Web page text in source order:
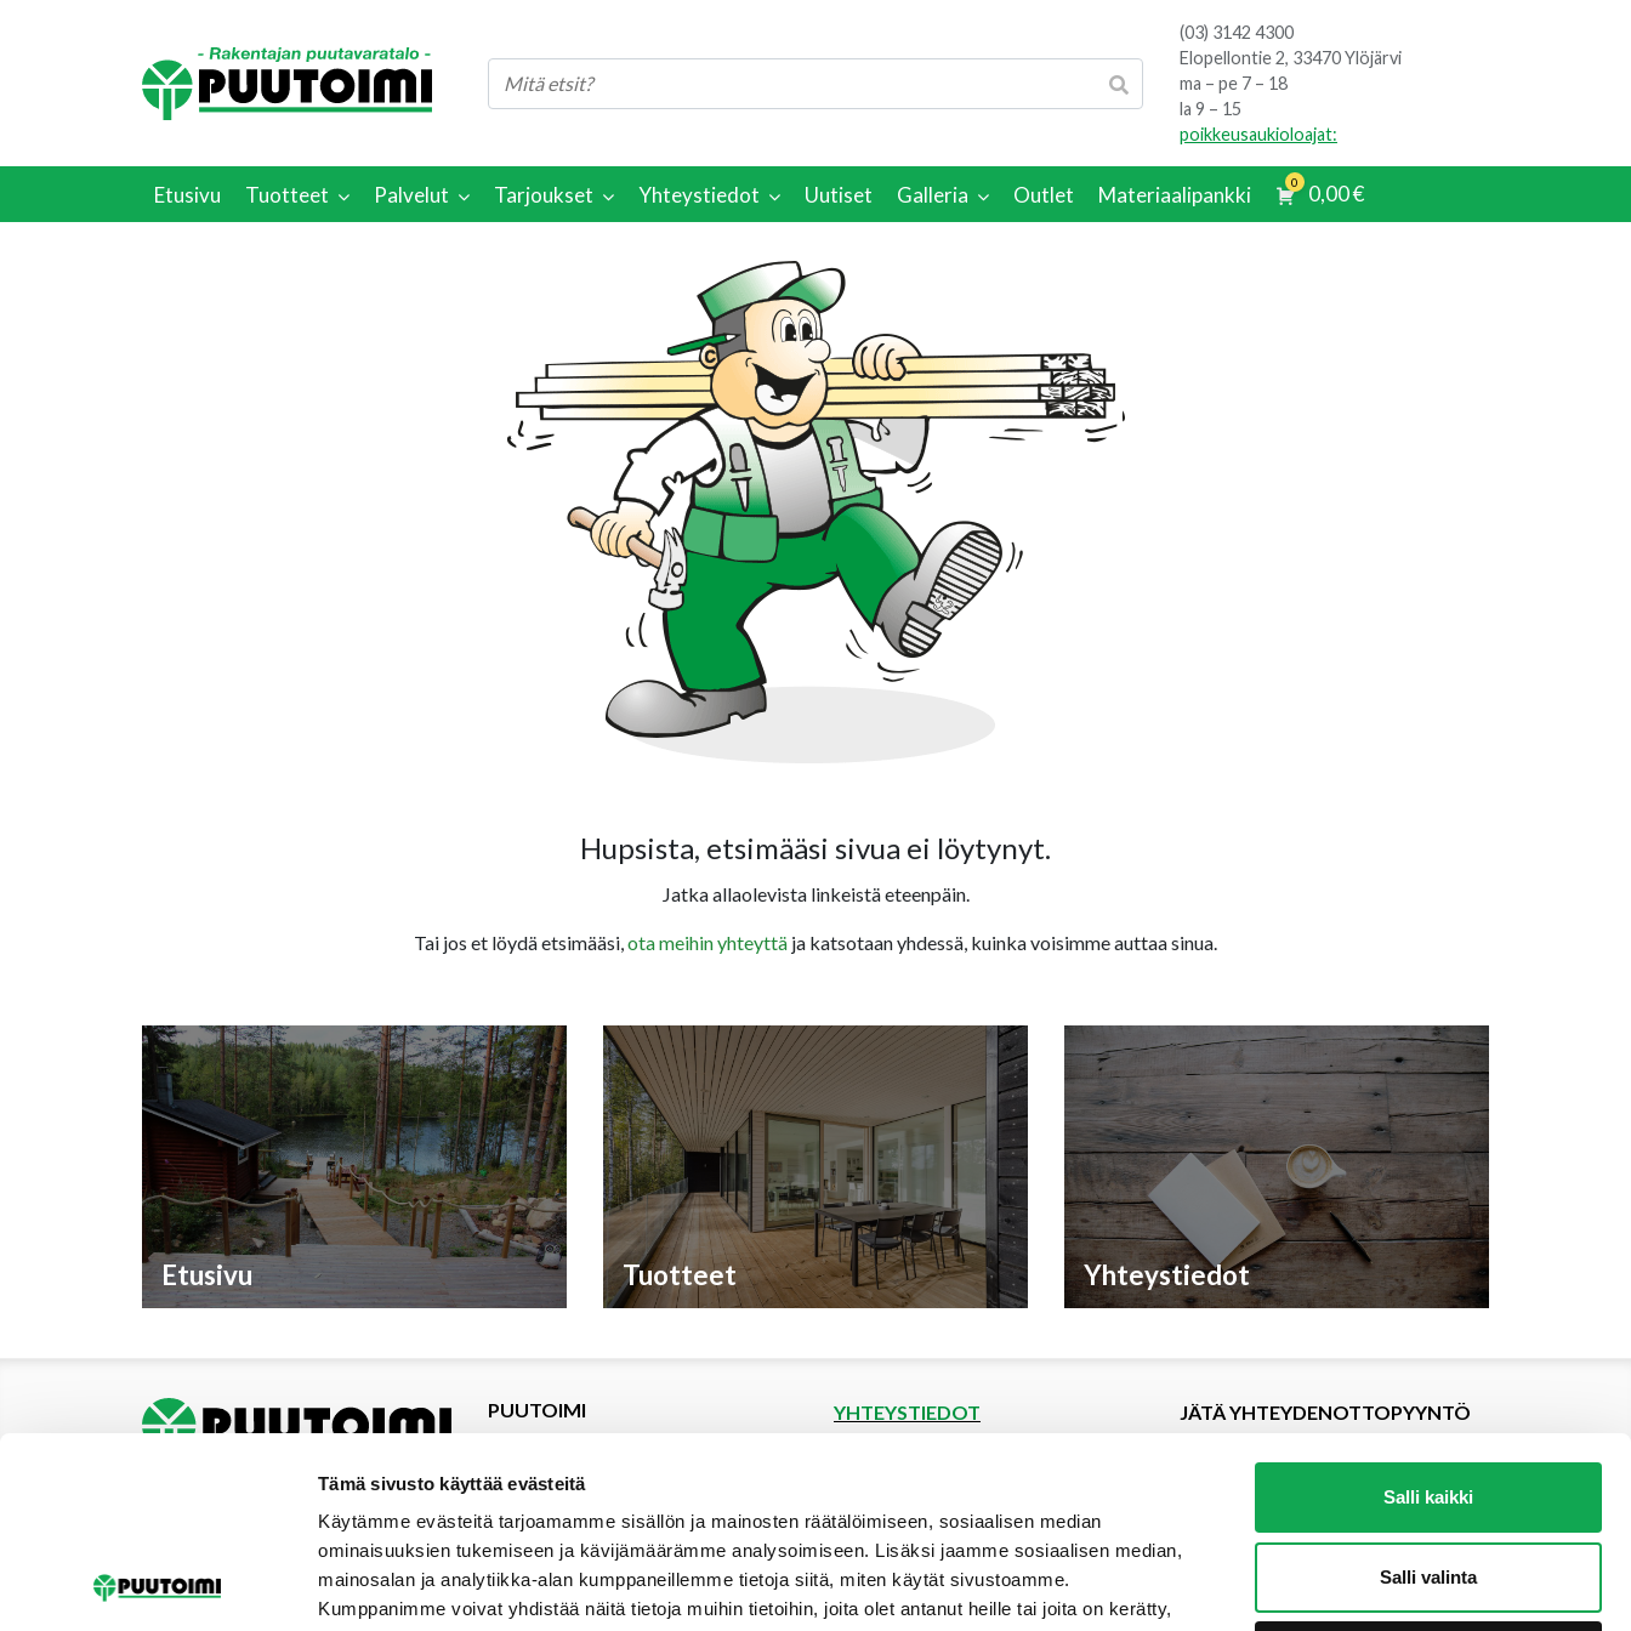
Tämä sivusto käyttää evästeitä
Käytämme evästeitä tarjoamamme sisällön ja mainosten räätälöimiseen, sosiaalisen median
ominaisuuksien tukemiseen ja kävijämäärämme analysoimiseen. Lisäksi jaamme sosiaalisen median,
mainosalan ja analytiikka-alan kumppaneillemme tietoja siitä, miten käytät sivustoamme.
Kumppanimme voivat yhdistää näitä tietoja muihin tietoihin, joita olet antanut heille tai joita on kerätty,
Salli kaikki
Salli valinta
(03) 3142 4300
Elopellontie 2, 33470 Ylöjärvi
ma – pe 7 – 18
la 9 – 15
poikkeusaukioloajat:
Etusivu Tuotteet Palvelut Tarjoukset Yhteystiedot Uutiset Galleria Outlet Materiaalipankki 0 0,00€
Hupsista, etsimääsi sivua ei löytynyt.
Jatka allaolevista linkeistä eteenpäin.
Tai jos et löydä etsimääsi,ota meihin yhteyttä ja katsotaan yhdessä, kuinka voisimme auttaa sinua.
Etusivu Tuotteet Yhteystiedot
PUUTOIMI
Tarjoukset
Yhteystiedot
Materiaalipankki
Palvelut
Uutiset
YHTEYSTIEDOT
Elopellontie 2, 33470 Ylöjärvi
Puh (03) 3142 4300 (vaihde)
myynti@puutoimi.fi
AVOINNA
JÄTÄ YHTEYDENOTTOPYYNTÖ